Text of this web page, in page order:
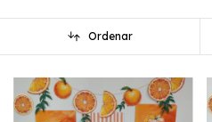
Ordenar